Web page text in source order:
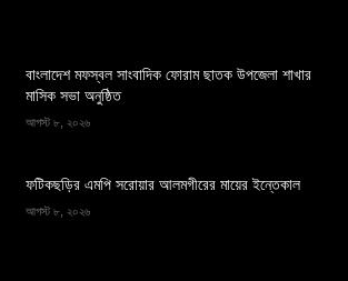
বাংলাদেশ মফস্বল সাংবাদিক ফোরাম ছাতক উপজেলা শাখার
মাসিক সভা অনুষ্ঠিত
আগস্ট ৮, ২০২৬
ফটিকছড়ির এমপি সরোয়ার আলমগীরের মায়ের ইন্তেকাল
আগস্ট ৮, ২০২৬